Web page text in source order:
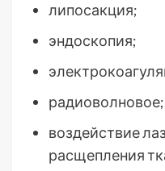
липосакция;
эндоскопия;
радиоволновое;
воздействие
расщепления